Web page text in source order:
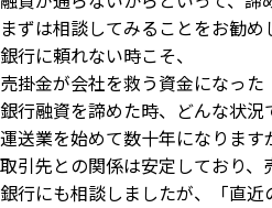
まずは相談してみることをお勧め
銀行に頼れない時こそ、
売掛金が会社を救う資金になった
銀行融資を諦めた時、どんな状況
運送業を始めて数十年になります
取引先との関係は安定しており
銀行にも相談しましたが、「直近